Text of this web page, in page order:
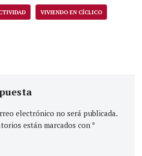
VIVIENDO EN CÍCLICO
electrónico no será publicada.
están marcados con *